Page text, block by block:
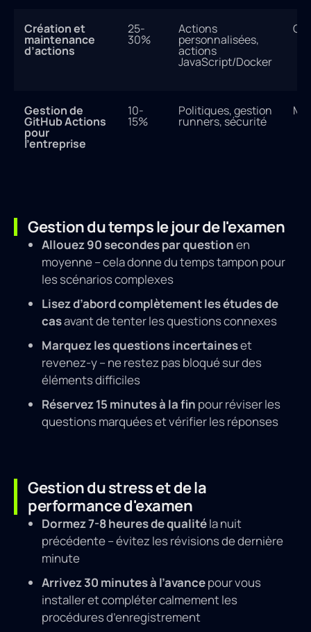
Création et
maintenance
d’actions
25-
30%
Actions
personnalisées,
actions
JavaScript/Docker
Gestion de
GitHub Actions
pour
l’entreprise
10-
15%
Politiques, gestion
runners, sécurité
Gestion du temps le jour de l'examen
Allouez 90 secondes par questionen
moyenne – cela donne du temps tampon pour
les scénarios complexes
Lisez d’abord complètement les études de
casavant de tenter les questions connexes
Marquez les questions incertaineset
revenez-y – ne restez pas bloqué sur des
éléments difficiles
Réservez 15 minutes à la fin pour réviser les
questions marquées et vérifier les réponses
Gestion du stress et de la
performance d'examen
Dormez 7-8 heures de qualitéla nuit
précédente – évitez les révisions de dernière
minute
Arrivez 30 minutes à l’avancepour vous
installer et compléter calmement les
procédures d’enregistrement